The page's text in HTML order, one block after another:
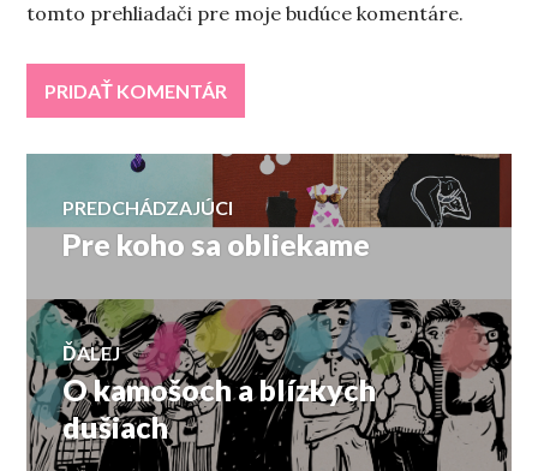
tomto prehliadači pre moje budúce komentáre.
Navigácia
článku
PREDCHÁDZAJÚCI
Predchádzajúci
Pre koho sa obliekame
ĎALEJ
Ďalší
článok:
O kamošoch a blízkych
dušiach